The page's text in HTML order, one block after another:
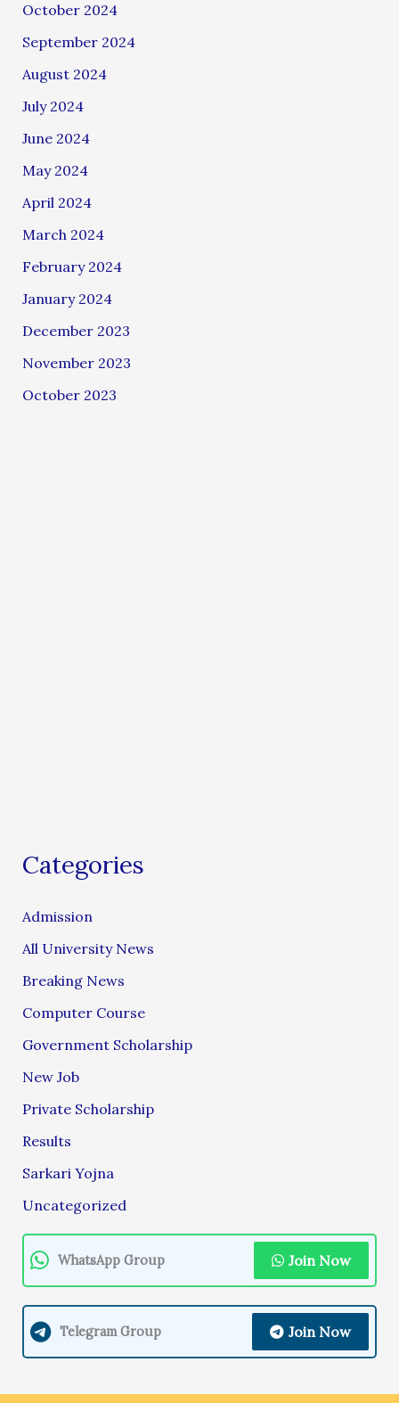
October 2024
September 2024
August 2024
July 2024
June 2024
May 2024
April 2024
March 2024
February 2024
January 2024
December 2023
November 2023
October 2023
Categories
Admission
All University News
Breaking News
Computer Course
Government Scholarship
New Job
Private Scholarship
Results
Sarkari Yojna
Uncategorized
WhatsApp Group Join Now
Telegram Group Join Now